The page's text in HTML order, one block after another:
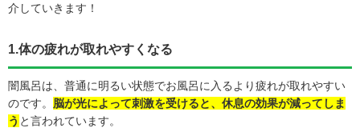
介していきます！
1.体の疲れが取れやすくなる
闇風呂は、普通に明るい状態でお風呂に入るより疲れが取れやすい
のです。 脳が光によって刺激を受けると、休息の効果が減ってしま
う と言われています。